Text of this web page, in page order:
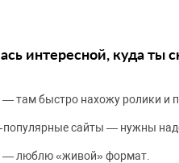
интересной, куда ты
там быстро нахожу ролики и
сайты — нужны
— люблю «живой» формат.